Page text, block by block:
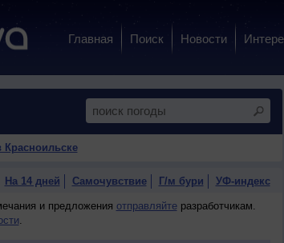
Главная Поиск Новости
Красноильске
На 14 дней Самочувствие Г/м бури УФ-индекс
и предложения отправляйтеразработчикам.
.